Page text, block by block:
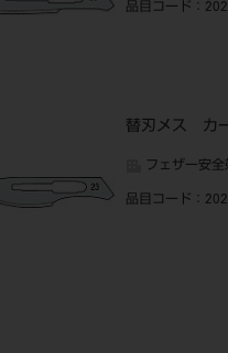
品目コード ：
替刃メス カ
フェザー安全
品目コード ：